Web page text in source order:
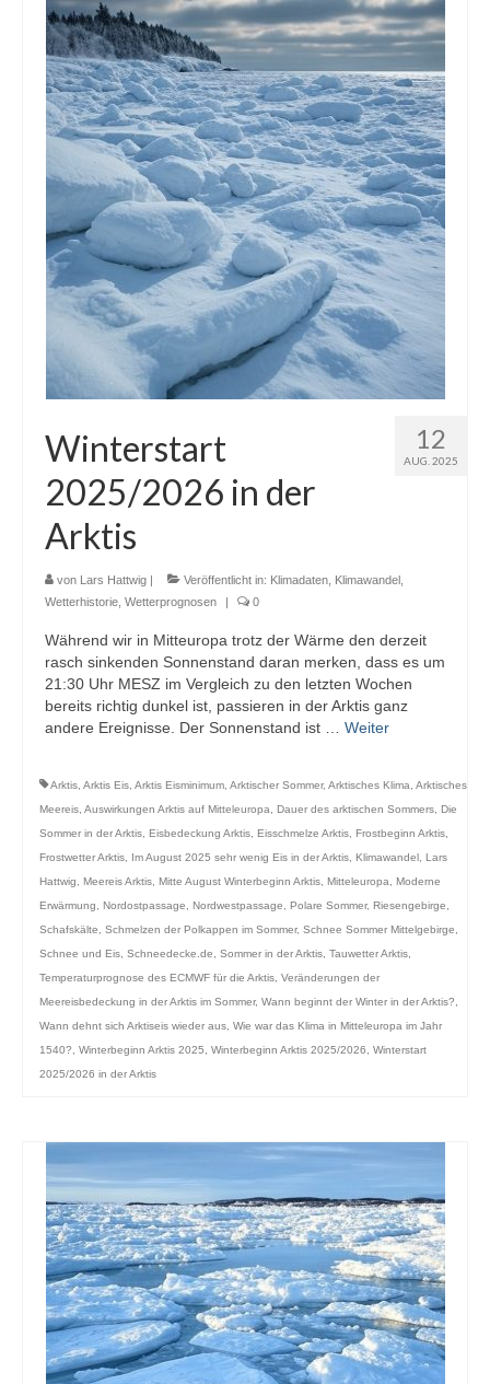
Die Kältepole der Nordhalbkugel: Kanadische
Arktis und Sibirien
Ellesmere Island – Die nördlichste Wildnis
Kanadas
Die Natur der Hudson-Bay und umliegender
Regionen
Die Laptewsee: Die Eisfabrik der Arktis
EisSued
Schneehöhen
Ostsee
Wetter Arktis Antarktis
Webcams
Winterdienst
Glossar
Datenschutz
Impressum
12
AUG. 2025
Winterstart
2025/2026 in der
Arktis
von Lars Hattwig | Veröffentlicht in: Klimadaten Klimawandel
Wetterhistorie Wetterprognosen | 0
Während wir in Mitteuropa trotz der Wärme den derzeit
rasch sinkenden Sonnenstand daran merken, dass es um
21:30 Uhr MESZ im Vergleich zu den letzten Wochen
bereits richtig dunkel ist, passieren in der Arktis ganz
andere Ereignisse. Der Sonnenstand ist … Weiter
Arktis Arktis Eis Arktis Eisminimum Arktischer Sommer, Arktisches Klima Arktisches
Meereis Auswirkungen Arktis auf Mitteleuropa Dauer des arktischen Sommers Die
Sommer in der Arktis Eisbedeckung Arktis Eisschmelze Arktis Frostbeginn Arktis
Frostwetter Arktis
Im August 2025 sehr wenig Eis in der Arktis Klimawandel Lars
Hattwig
Meereis Arktis Mitte August Winterbeginn Arktis Mitteleuropa
Moderne
Erwärmung
Nordostpassage Nordwestpassage Polare Sommer, Riesengebirge
Schafskälte
Schmelzen der Polkappen im Sommer, Schnee Sommer Mittelgebirge
Schnee und Eis Schneedecke.de Sommer in der Arktis Tauwetter Arktis
Temperaturprognose des ECMWF für die Arktis Veränderungen der
Meereisbedeckung in der Arktis im Sommer, Wann beginnt der Winter in der Arktis?
Wann dehnt sich Arktiseis wieder aus Wie war das Klima in Mitteleuropa im Jahr
1540?
Winterbeginn Arktis 2025 Winterbeginn Arktis 2025/2026
Winterstart
2025/2026 in der Arktis